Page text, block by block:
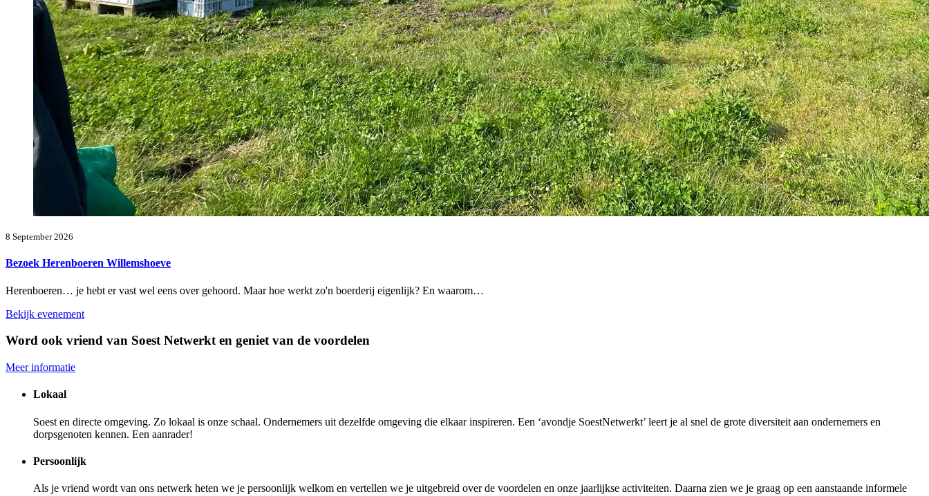
8 September 2026
Bezoek Herenboeren Willemshoeve
Herenboeren… je hebt er vast wel eens over gehoord. Maar hoe werkt zo'n boerderij eigenlijk? En waarom…
Bekijk evenement
Word ook vriend van Soest Netwerkt en geniet van de voordelen
Meer informatie
Lokaal
Soest en directe omgeving. Zo lokaal is onze schaal. Ondernemers uit dezelfde omgeving die elkaar inspireren. Een ‘avondje SoestNetwerkt’ leert je al snel de grote diversiteit aan ondernemers en
dorpsgenoten kennen. Een aanrader!
Persoonlijk
Als je vriend wordt van ons netwerk heten we je persoonlijk welkom en vertellen we je uitgebreid over de voordelen en onze jaarlijkse activiteiten. Daarna zien we je graag op een aanstaande informele